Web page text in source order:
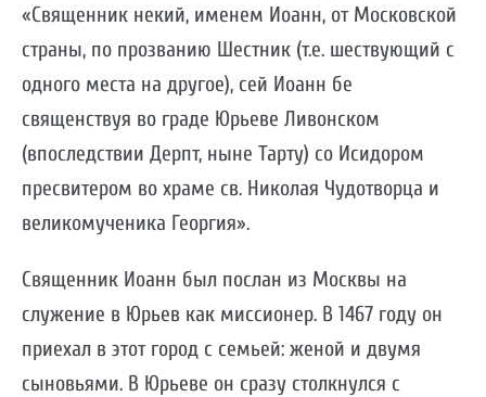
«Священник некий, именем Иоанн, от Московской
страны, по прозванию Шестник (т.е. шествующий с
одного места на другое), сей Иоанн бе
священствуя во граде Юрьеве Ливонском
(впоследствии Дерпт, ныне Тарту) со Исидором
пресвитером во храме св. Николая Чудотворца и
великомученика Георгия».
Священник Иоанн был послан из Москвы на
служение в Юрьев как миссионер. В 1467 году он
приехал в этот город с семьей: женой и двумя
сыновьями. В Юрьеве он сразу столкнулся с